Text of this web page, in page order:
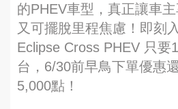
的PHEV車型，真正讓車
又可擺脫里程焦慮！即刻
Eclipse Cross PHEV 只要
台，6/30前早鳥下單優惠
5,000點！